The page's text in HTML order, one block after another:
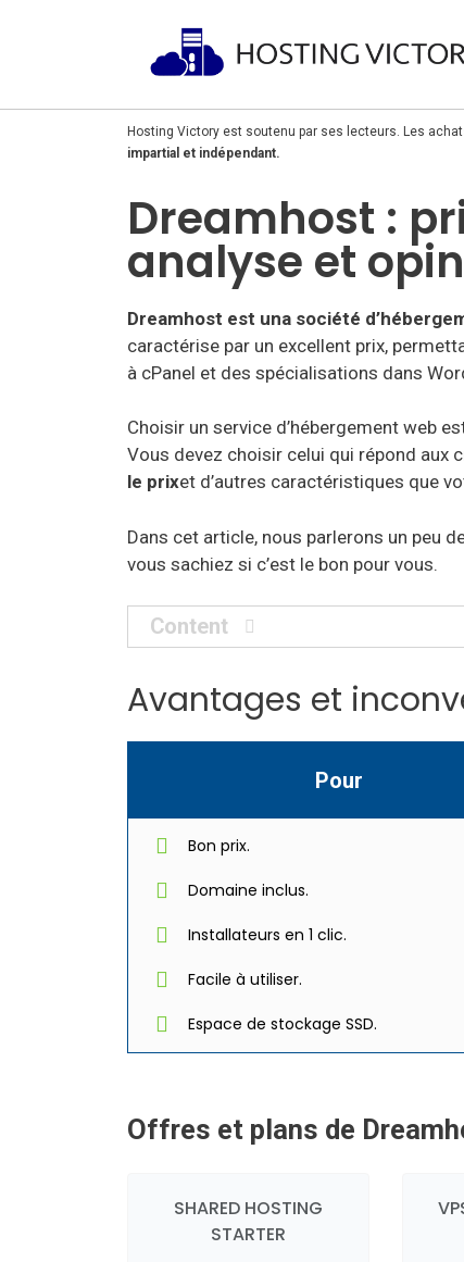
Hosting Victory est soutenu par ses lecteurs. Les
impartial et indépendant.
Dreamhost :
analyse et
Dreamhost est una société
caractérise par un excellent prix,
à cPanel et des spécialisations dans
Choisir un service d’hébergement web
Vous devez choisir celui qui répond aux
le prixet d’autres caractéristiques que
Dans cet article, nous parlerons un peu
vous sachiez si c’est le bon pour vous.
Content
Avantages et
Pour
Bon prix.
Domaine inclus.
Installateurs en 1 clic.
Facile à utiliser.
Espace de stockage SSD.
Offres et plans de
SHARED HOSTING
STARTER